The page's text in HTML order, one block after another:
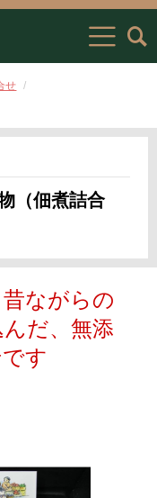
せ
（佃煮詰合
ながらの
だ、無添
す